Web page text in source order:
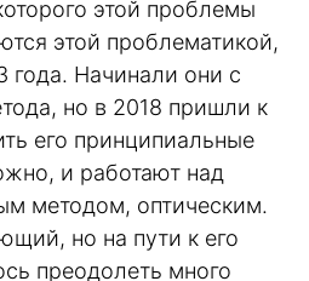
этой проблемы
этой проблематикой,
года. Начинали они с
но в 2018 пришли к
его принципиальные
и работают над
методом, оптическим.
но на пути к его
преодолеть много